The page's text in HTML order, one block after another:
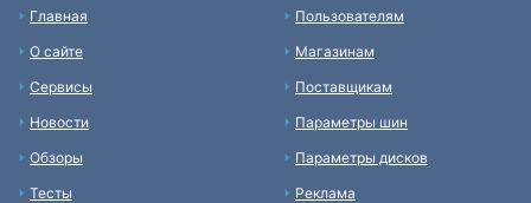
Главная
О сайте
Сервисы
Новости
Обзоры
Тесты
Пользователям
Магазинам
Поставщикам
Параметры шин
Параметры дисков
Реклама